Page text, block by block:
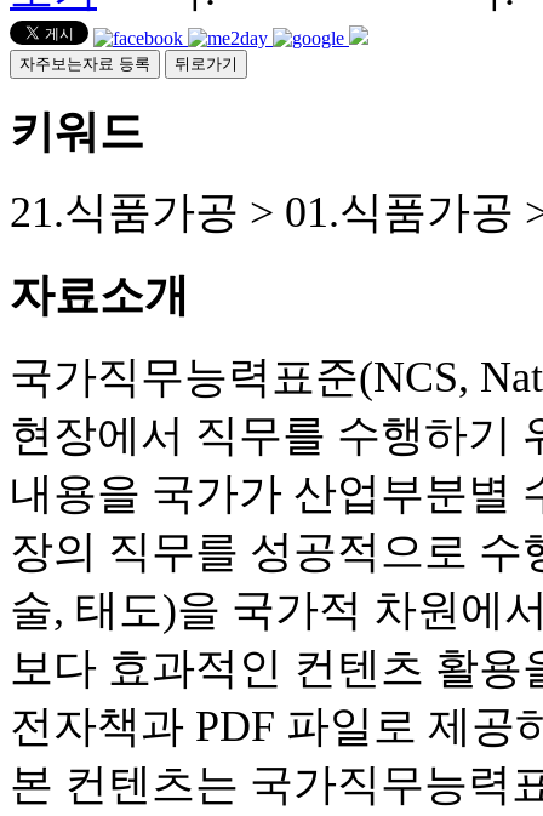
자주보는자료 등록 뒤로가기
키워드
21.식품가공 > 01.식품가공
자료소개
국가직무능력표준(NCS,
현장에서 직무를 수행하기
내용을 국가가 산업부분별
장의 직무를 성공적으로
술, 태도)을 국가적 차원에
보다 효과적인 컨텐츠 활
전자책과 PDF 파일로 제공
본 컨텐츠는 국가직무능력